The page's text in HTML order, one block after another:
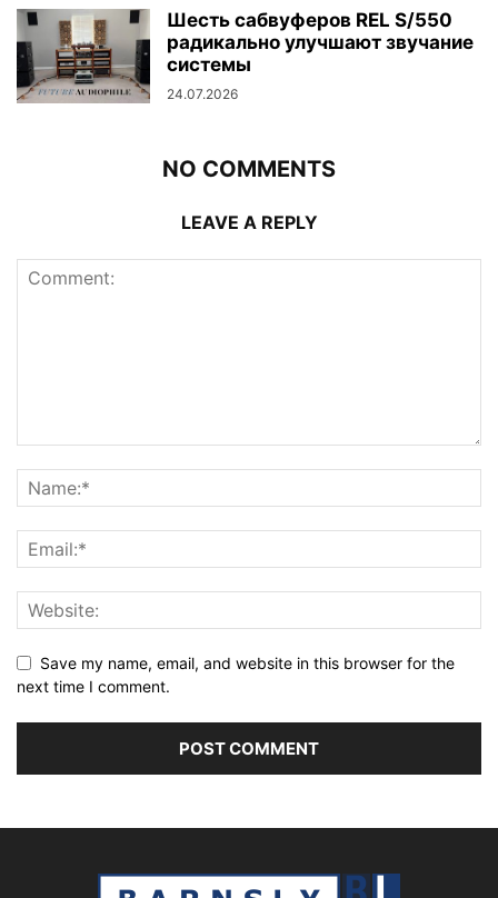
Шесть сабвуферов REL S/550
радикально улучшают звучание
системы
24.07.2026
NO COMMENTS
LEAVE A REPLY
Save my name, email, and website in this browser for the
next time I comment.